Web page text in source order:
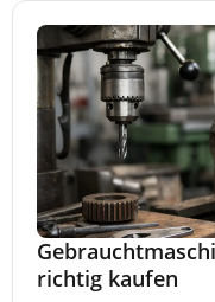
richtig kaufen